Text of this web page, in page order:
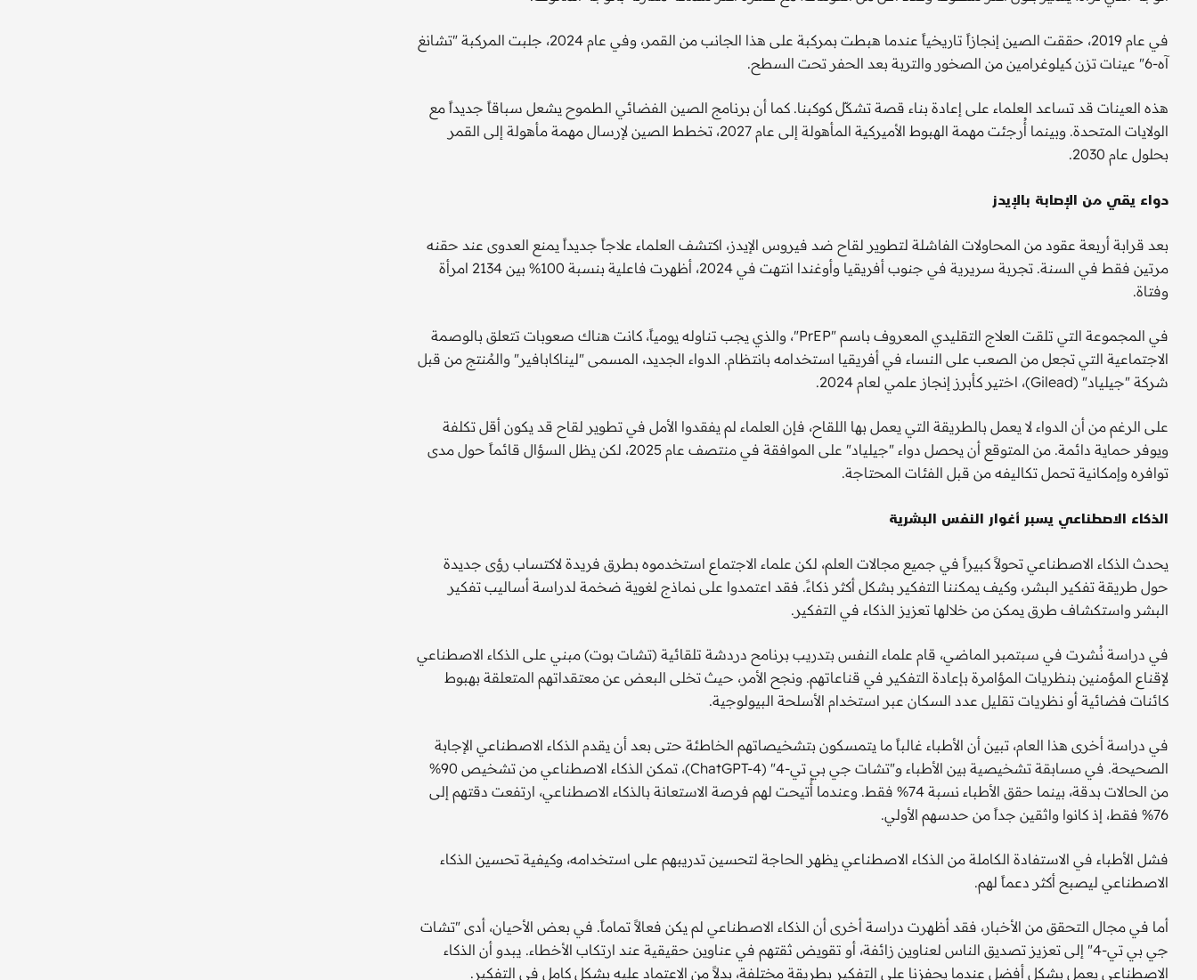
في عام 2019، حققت الصين إنجازاً تاريخياً عندما هبطت بمركبة على هذا الجانب من القمر، وفي عام 2024، جلبت المركبة "تشانغ
آه-6" عينات تزن كيلوغرامين من الصخور والتربة بعد الحفر تحت السطح.
هذه العينات قد تساعد العلماء على إعادة بناء قصة تشكّل كوكبنا. كما أن برنامج الصين الفضائي الطموح يشعل سباقاً جديداً مع
الولايات المتحدة. وبينما أُرجئت مهمة الهبوط الأميركية المأهولة إلى عام 2027، تخطط الصين لإرسال مهمة مأهولة إلى القمر
بحلول عام 2030.
دواء يقي من الإصابة بالإيدز
بعد قرابة أربعة عقود من المحاولات الفاشلة لتطوير لقاح ضد فيروس الإيدز، اكتشف العلماء علاجاً جديداً يمنع العدوى عند حقنه
مرتين فقط في السنة. تجربة سريرية في جنوب أفريقيا وأوغندا انتهت في 2024، أظهرت فاعلية بنسبة 100% بين 2134 امرأة
وفتاة.
في المجموعة التي تلقت العلاج التقليدي المعروف باسم "PrEP"، والذي يجب تناوله يومياً، كانت هناك صعوبات تتعلق بالوصمة
الاجتماعية التي تجعل من الصعب على النساء في أفريقيا استخدامه بانتظام. الدواء الجديد، المسمى "ليناكابافير" والمُنتج من قبل
شركة "جيلياد" (Gilead)، اختير كأبرز إنجاز علمي لعام 2024.
على الرغم من أن الدواء لا يعمل بالطريقة التي يعمل بها اللقاح، فإن العلماء لم يفقدوا الأمل في تطوير لقاح قد يكون أقل تكلفة
ويوفر حماية دائمة. من المتوقع أن يحصل دواء "جيلياد" على الموافقة في منتصف عام 2025، لكن يظل السؤال قائماً حول مدى
توافره وإمكانية تحمل تكاليفه من قبل الفئات المحتاجة.
الذكاء الاصطناعي يسبر أغوار النفس البشرية
يحدث الذكاء الاصطناعي تحولاً كبيراً في جميع مجالات العلم، لكن علماء الاجتماع استخدموه بطرق فريدة لاكتساب رؤى جديدة
حول طريقة تفكير البشر، وكيف يمكننا التفكير بشكل أكثر ذكاءً. فقد اعتمدوا على نماذج لغوية ضخمة لدراسة أساليب تفكير
البشر واستكشاف طرق يمكن من خلالها تعزيز الذكاء في التفكير.
في دراسة نُشرت في سبتمبر الماضي، قام علماء النفس بتدريب برنامح دردشة تلقائية (تشات بوت) مبني على الذكاء الاصطناعي
لإقناع المؤمنين بنظريات المؤامرة بإعادة التفكير في قناعاتهم. ونجح الأمر، حيث تخلى البعض عن معتقداتهم المتعلقة بهبوط
كائنات فضائية أو نظريات تقليل عدد السكان عبر استخدام الأسلحة البيولوجية.
في دراسة أخرى هذا العام، تبين أن الأطباء غالباً ما يتمسكون بتشخيصاتهم الخاطئة حتى بعد أن يقدم الذكاء الاصطناعي الإجابة
الصحيحة. في مسابقة تشخيصية بين الأطباء و"تشات جي بي تي-4" (ChatGPT-4)، تمكن الذكاء الاصطناعي من تشخيص 90%
من الحالات بدقة، بينما حقق الأطباء نسبة 74% فقط. وعندما أُتيحت لهم فرصة الاستعانة بالذكاء الاصطناعي، ارتفعت دقتهم إلى
76% فقط، إذ كانوا واثقين جداً من حدسهم الأولي.
فشل الأطباء في الاستفادة الكاملة من الذكاء الاصطناعي يظهر الحاجة لتحسين تدريبهم على استخدامه، وكيفية تحسين الذكاء
الاصطناعي ليصبح أكثر دعماً لهم.
أما في مجال التحقق من الأخبار، فقد أظهرت دراسة أخرى أن الذكاء الاصطناعي لم يكن فعالاً تماماً. في بعض الأحيان، أدى "تشات
جي بي تي-4" إلى تعزيز تصديق الناس لعناوين زائفة، أو تقويض ثقتهم في عناوين حقيقية عند ارتكاب الأخطاء. يبدو أن الذكاء
الاصطناعي يعمل بشكل أفضل عندما يحفزنا على التفكير بطريقة مختلفة، بدلاً من الاعتماد عليه بشكل كامل في التفكير.